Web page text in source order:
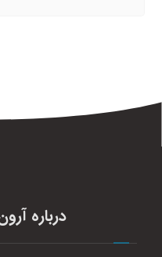
درباره